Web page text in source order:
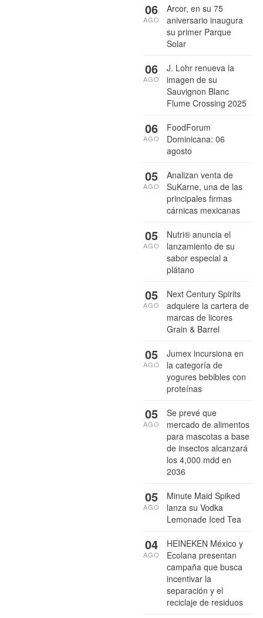
Arcor, en su 75
aniversario inaugura
su primer Parque
Solar
06
AGO
J. Lohr renueva la
imagen de su
Sauvignon Blanc
Flume Crossing 2025
06
AGO
FoodForum
Dominicana: 06
agosto
06
AGO
Analizan venta de
SuKarne, una de las
principales firmas
cárnicas mexicanas
05
AGO
Nutri® anuncia el
lanzamiento de su
sabor especial a
plátano
05
AGO
Next Century Spirits
adquiere la cartera de
marcas de licores
Grain & Barrel
05
AGO
Jumex incursiona en
la categoría de
yogures bebibles con
proteínas
05
AGO
Se prevé que
mercado de alimentos
para mascotas a base
de insectos alcanzará
los 4,000 mdd en
2036
05
AGO
Minute Maid Spiked
lanza su Vodka
Lemonade Iced Tea
05
AGO
HEINEKEN México y
Ecolana presentan
campaña que busca
incentivar la
separación y el
reciclaje de residuos
04
AGO